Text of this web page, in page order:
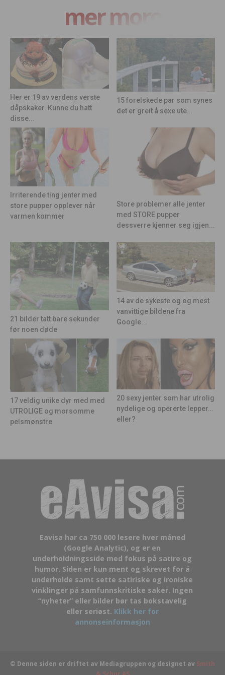
mer moro
Her er 19 av verdens verste
dåpskaker. Kunne du hatt
disse...
15 forelskede par som synes
det er greit å sexe ute...
Irriterende ting jenter med
store pupper opplever når
varmen kommer
Store problemer alle jenter
med STORE pupper
dessverre kjenner seg igjen...
21 bilder tatt bare sekunder
før noen døde
14 av de sykeste og og mest
vanvittige bildene fra
Google...
17 veldig unike dyr med med
UTROLIGE og morsomme
pelsmønstre
20 sexy jenter som har utrolig
nydelige og opererte lepper…
eller?
Eavisa har ca 750 000 lesere hver måned
(Google Analytic), og er en
underholdningsside med fokus på satire og
humor. Siden er kun ment og skrevet for å
underholde samt sette satiriske og ironiske
vinklinger på samfunnskritiske saker. Ingen
“nyheter” eller bilder bør tas bokstavelig
eller seriøst. Klikk her for
annonseinformasjon
© Denne siden er driftet av Mediagruppen og designet av Smith